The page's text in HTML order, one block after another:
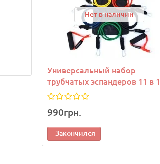
Нет в наличии
Универсальный набор
трубчатых эспандеров 11 в 1
990грн.
Закончился